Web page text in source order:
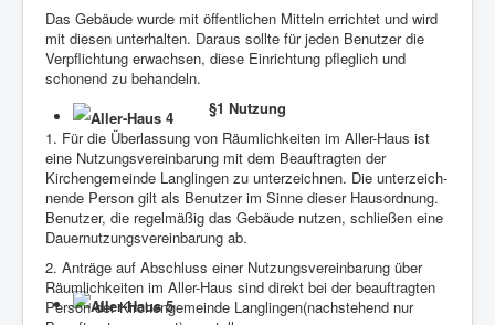
Das Gebäude wurde mit öffentlichen Mitteln errichtet und wird
mit diesen unterhalten. Daraus sollte für jeden Benutzer die
Verpflichtung erwachsen, diese Einrichtung pfleglich und
schonend zu behandeln.
§1 Nutzung
1. Für die Überlassung von Räumlichkeiten im Aller-Haus ist
eine Nutzungsvereinbarung mit dem Beauftragten der
Kirchengemeinde Langlingen zu unterzeichnen. Die unterzeich-
nende Person gilt als Benutzer im Sinne dieser Hausordnung.
Benutzer, die regelmäßig das Gebäude nutzen, schließen eine
Dauernutzungsvereinbarung ab.
2. Anträge auf Abschluss einer Nutzungsvereinbarung über
Räumlichkeiten im Aller-Haus sind direkt bei der beauftragten
Person der Kirchengemeinde Langlingen(nachstehend nur